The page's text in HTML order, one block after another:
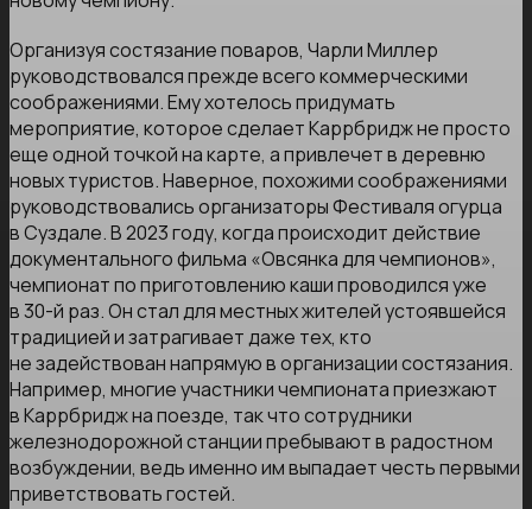
Организуя состязание поваров, Чарли Миллер
руководствовался прежде всего коммерческими
соображениями. Ему хотелось придумать
мероприятие, которое сделает Каррбридж не просто
еще одной точкой на карте, а привлечет в деревню
новых туристов. Наверное, похожими соображениями
руководствовались организаторы Фестиваля огурца
в Суздале. В 2023 году, когда происходит действие
документального фильма «Овсянка для чемпионов»,
чемпионат по приготовлению каши проводился уже
в 30-й раз. Он стал для местных жителей устоявшейся
традицией и затрагивает даже тех, кто
не задействован напрямую в организации состязания.
Например, многие участники чемпионата приезжают
в Каррбридж на поезде, так что сотрудники
железнодорожной станции пребывают в радостном
возбуждении, ведь именно им выпадает честь первыми
приветствовать гостей.